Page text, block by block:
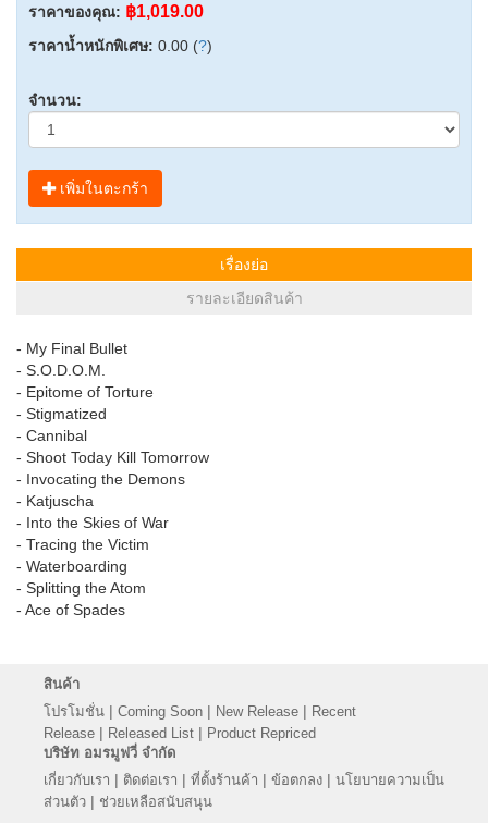
ราคาของคุณ: ฿1,019.00
ราคาน้ำหนักพิเศษ: 0.00 (?)
จำนวน:
เพิ่มในตะกร้า
เรื่องย่อ
รายละเอียดสินค้า
- My Final Bullet
- S.O.D.O.M.
- Epitome of Torture
- Stigmatized
- Cannibal
- Shoot Today Kill Tomorrow
- Invocating the Demons
- Katjuscha
- Into the Skies of War
- Tracing the Victim
- Waterboarding
- Splitting the Atom
- Ace of Spades
สินค้า
โปรโมชั่น | Coming Soon | New Release | Recent
Release | Released List | Product Repriced
บริษัท อมรมูฟวี่ จำกัด
เกี่ยวกับเรา | ติดต่อเรา | ที่ตั้งร้านค้า | ข้อตกลง | นโยบายความเป็น
ส่วนตัว | ช่วยเหลือสนับสนุน